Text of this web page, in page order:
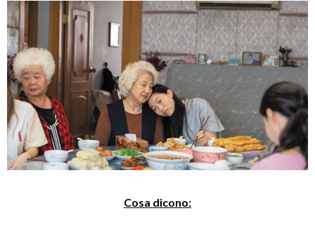
Cosa dicono: